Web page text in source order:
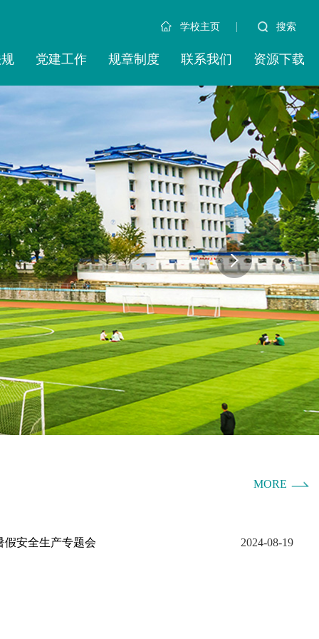
学校主页 | 搜索
党建工作 规章制度 联系我们 资源下载
MORE
假安全生产专题会 2024-08-19